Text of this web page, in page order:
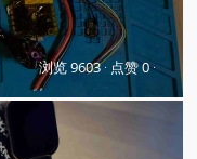
浏览 9603· 点赞 0·